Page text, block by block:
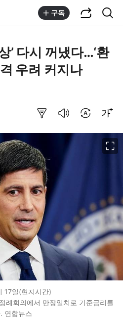
구독
’ 다시 꺼냈다…‘환
격 우려 커지나
17일(현지시간)
례회의에서 만장일치로 기준금리를
연합뉴스